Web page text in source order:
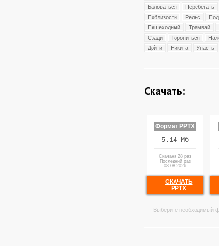
Баловаться
Перебегать
Поблизости
Рельс
Пешеходный
Трамвай
Сзади
Торопиться
Дойти
Никита Упасть
Скачать:
Формат PPTX
5.14 Мб
Скачана 28 раз
Последний раз
08.08.2026
СКАЧАТЬ
PPTX
Выберите необходимый